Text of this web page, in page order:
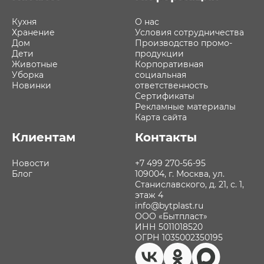
Кухня
Хранение
Дом
Дети
Животные
Уборка
Новинки
О нас
Условия сотрудничества
Производство промо-
продукции
Корпоративная
социальная
ответственность
Сертификаты
Рекламные материалы
Карта сайта
Клиентам
Новости
Блог
Контакты
+7 499 270-56-95
109004, г. Москва, ул.
Станиславского, д. 21, с. 1,
этаж 4
info@bytplast.ru
ООО «Бытпласт»
ИНН 5011018520
ОГРН 1035002350195